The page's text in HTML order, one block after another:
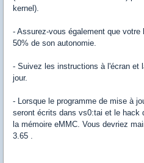
kernel).
- Assurez-vous également que
50% de son autonomie.
- Suivez les instructions à l'écran et
jour.
- Lorsque le programme de mise à
seront écrits dans vs0:tai et le hack
la mémoire eMMC. Vous devriez
3.65 .